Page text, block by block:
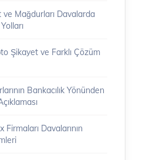
ve Mağdurları Davalarda
Şikayet ve Farklı Çözüm
Bankacılık Yönünden
Firmaları Davalarının